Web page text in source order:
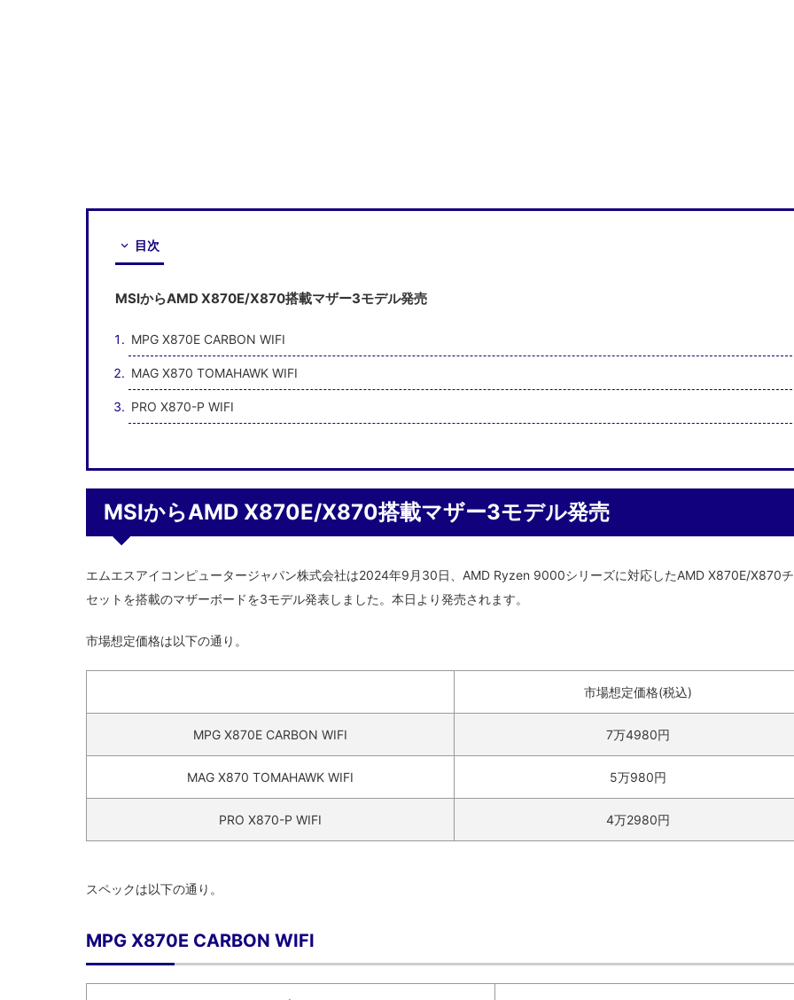
目次
MSIからAMD X870E/X870搭載マザー3モデル発売
MPG X870E CARBON WIFI
MAG X870 TOMAHAWK WIFI
PRO X870-P WIFI
MSIからAMD X870E/X870搭載マザー3モデル発売
エムエスアイコンピュータージャパン株式会社は2024年9月30日、AMD Ryzen 9000シリーズに対応したAMD X870E/X870
セットを搭載のマザーボードを3モデル発表しました。本日より発売されます。
市場想定価格は以下の通り。
市場想定価格(税込)
MPG X870E CARBON WIFI 7万4980円
MAG X870 TOMAHAWK WIFI 5万980円
PRO X870-P WIFI 4万2980円
スペックは以下の通り。
MPG X870E CARBON WIFI